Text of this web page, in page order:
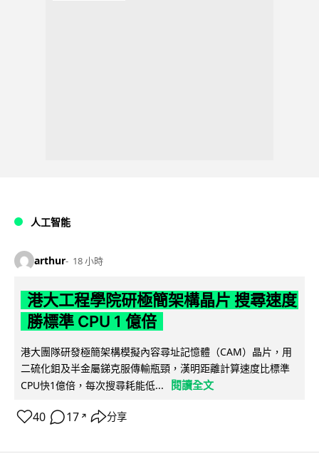
人工智能
arthur 18 小時
港大工程學院研極簡架構晶片 搜尋速度
勝標準 CPU 1 億倍
港大團隊研發極簡架構模擬內容尋址記憶體（CAM）晶片，用
二硫化鉬及半金屬銻克服傳輸瓶頸，漢明距離計算速度比標準
CPU快1億倍，每次搜尋耗能低...
閱讀全文
40 17 ↗ 分享